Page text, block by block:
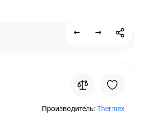
Производитель:Thermex